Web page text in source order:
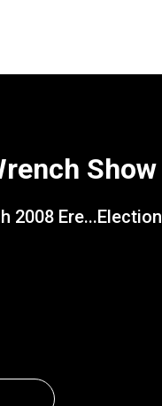
Show
2008